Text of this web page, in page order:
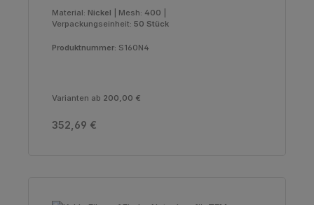
Material: Nickel Mesh: 400
Verpackungseinheit: 50 Stück
Produktnummer: S160N4
Varianten ab 200,00 €
Regulärer Preis:
352,69 €